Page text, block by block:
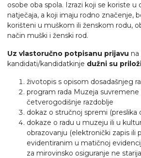
osobe oba spola. Izrazi koji se koriste
natječaja, a koji imaju rodno značenje,
korišteni u muškom ili ženskom rodu,
način muški i ženski rod.
Uz vlastoručno potpisanu prijavu na
kandidati/kandidatkinje dužni su
životopis s opisom dosadašnjeg
program rada Muzeja
četverogodišnje razdoblje
dokaz o stručnoj spremi (preslika
dokaze o radu u muzeju ili u
obrazovanju (elektronički zapis ili
evidentiranim u matičnoj
za mirovinsko osiguranje ne